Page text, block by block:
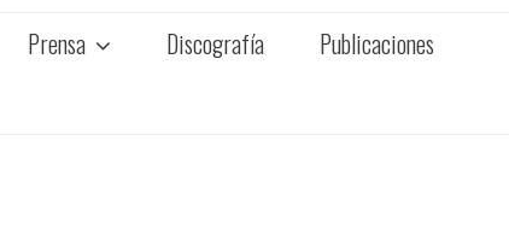
Prensa Discografía Publicaciones